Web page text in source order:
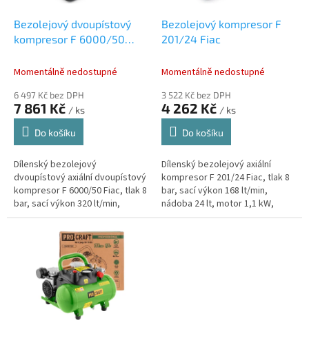
Bezolejový dvoupístový
kompresor F 6000/50
Momentálně nedostupné
6 497 Kč bez DPH
7 861 Kč / ks
Do košíku
Dílenský bezolejový
dvoupístový axiální dvoupístový
kompresor F 6000/50 Fiac, tlak 8
bar, sací výkon 320 lt/min,
nádoba 50 lt, motor 2,2 kW,
model vhodný pro domácí dílnu
Bezolejový kompresor F
201/24 Fiac
Momentálně nedostupné
3 522 Kč bez DPH
4 262 Kč / ks
Do košíku
Dílenský bezolejový axiální
kompresor F 201/24 Fiac, tlak 8
bar, sací výkon 168 lt/min,
nádoba 24 lt, motor 1,1 kW,
model vhodný pro domácí dílnu